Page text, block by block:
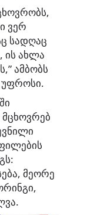
ვერ
სადღაც
ის ახლა
ამბობს
მეორე